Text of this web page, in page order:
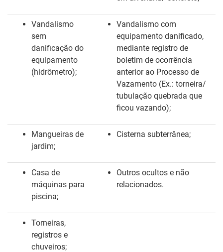
Vandalismo
sem
danificação do
equipamento
(hidrômetro);
Vandalismo com
equipamento danificado,
mediante registro de
boletim de ocorrência
anterior ao Processo de
Vazamento (Ex.: torneira/
tubulação quebrada que
ficou vazando);
Mangueiras de
jardim;
Cisterna subterrânea;
Casa de
máquinas para
piscina;
Outros ocultos e não
relacionados.
Torneiras,
registros e
chuveiros;